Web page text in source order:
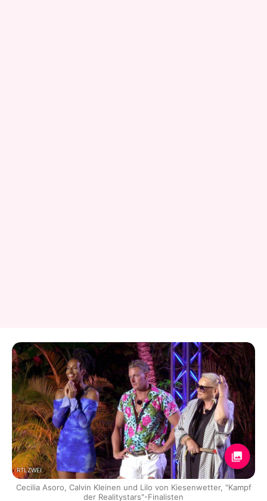
RTLZWEI
Cecilia Asoro, Calvin Kleinen und Lilo von Kiesenwetter, "Kampf
der Realitystars"-Finalisten